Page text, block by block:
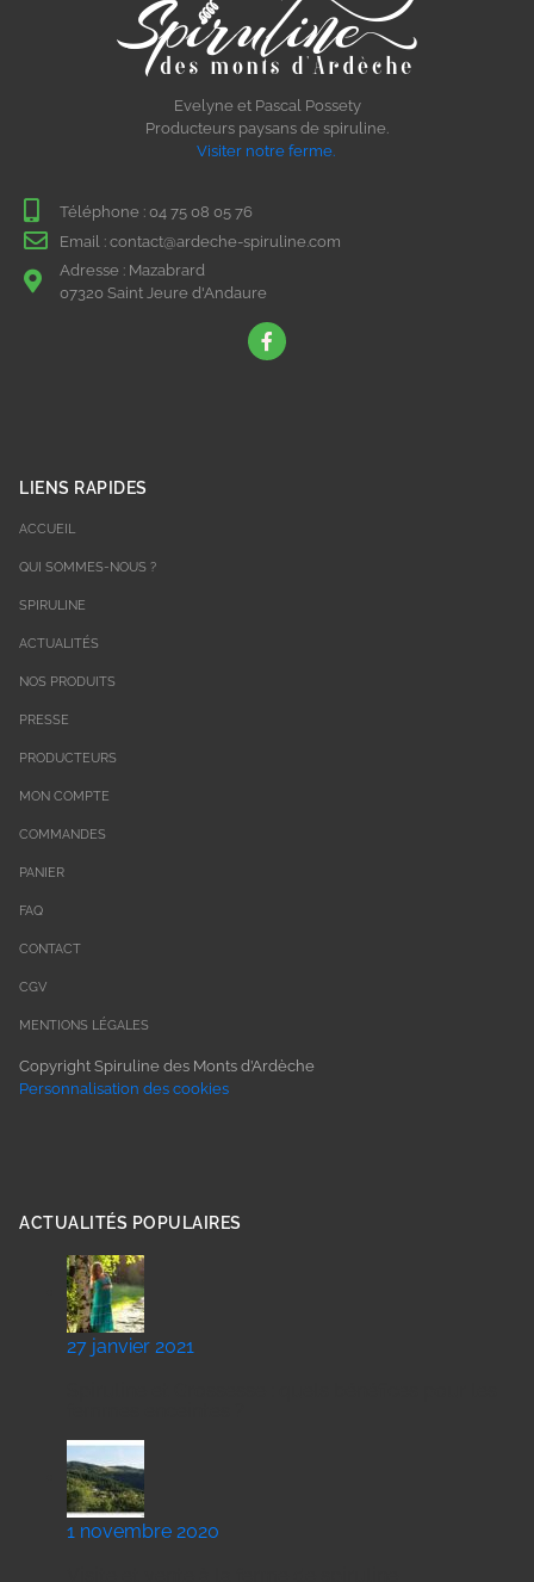
Evelyne et Pascal Possety
Producteurs paysans de spiruline.
Visiter notre ferme.
Téléphone : 04 75 08 05 76
Email : contact@ardeche-spiruline.com
Adresse : Mazabrard
07320 Saint Jeure d'Andaure
LIENS RAPIDES
ACCUEIL
QUI SOMMES-NOUS ?
SPIRULINE
ACTUALITÉS
NOS PRODUITS
PRESSE
PRODUCTEURS
MON COMPTE
COMMANDES
PANIER
FAQ
CONTACT
CGV
MENTIONS LÉGALES
Copyright Spiruline des Monts d’Ardèche
Personnalisation des cookies
ACTUALITÉS POPULAIRES
27 janvier 2021
1 novembre 2020